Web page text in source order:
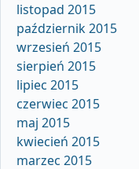
listopad 2015
październik 2015
wrzesień 2015
sierpień 2015
lipiec 2015
czerwiec 2015
maj 2015
kwiecień 2015
marzec 2015